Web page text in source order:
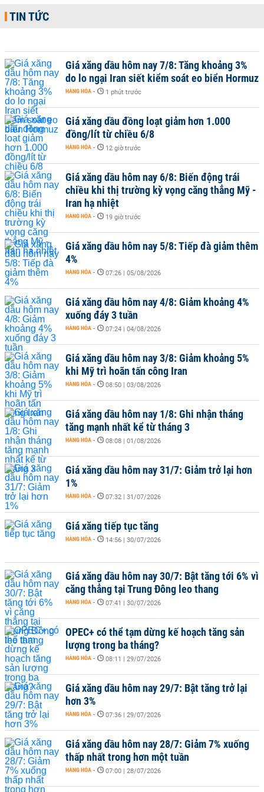
TIN TỨC
Giá xăng dầu hôm nay 7/8: Tăng khoảng 3%
do lo ngại Iran siết kiểm soát eo biển Hormuz
HÀNG HÓA - 1 phút trước
Giá xăng dầu đồng loạt giảm hơn 1.000
đồng/lít từ chiều 6/8
HÀNG HÓA - 12 giờ trước
Giá xăng dầu hôm nay 6/8: Biến động trái
chiều khi thị trường kỳ vọng căng thẳng Mỹ -
Iran hạ nhiệt
HÀNG HÓA - 19 giờ trước
Giá xăng dầu hôm nay 5/8: Tiếp đà giảm thêm
4%
HÀNG HÓA - 07:26 | 05/08/2026
Giá xăng dầu hôm nay 4/8: Giảm khoảng 4%
xuống đáy 3 tuần
HÀNG HÓA - 07:24 | 04/08/2026
Giá xăng dầu hôm nay 3/8: Giảm khoảng 5%
khi Mỹ trì hoãn tấn công Iran
HÀNG HÓA - 08:50 | 03/08/2026
Giá xăng dầu hôm nay 1/8: Ghi nhận tháng
tăng mạnh nhất kể từ tháng 3
HÀNG HÓA - 08:08 | 01/08/2026
Giá xăng dầu hôm nay 31/7: Giảm trở lại hơn
1%
HÀNG HÓA - 07:32 | 31/07/2026
Giá xăng tiếp tục tăng
HÀNG HÓA - 14:56 | 30/07/2026
Giá xăng dầu hôm nay 30/7: Bật tăng tới 6% vì
căng thẳng tại Trung Đông leo thang
HÀNG HÓA - 07:41 | 30/07/2026
OPEC+ có thể tạm dừng kế hoạch tăng sản
lượng trong ba tháng?
HÀNG HÓA - 08:11 | 29/07/2026
Giá xăng dầu hôm nay 29/7: Bật tăng trở lại
hơn 3%
HÀNG HÓA - 07:36 | 29/07/2026
Giá xăng dầu hôm nay 28/7: Giảm 7% xuống
thấp nhất trong hơn một tuần
HÀNG HÓA - 07:00 | 28/07/2026